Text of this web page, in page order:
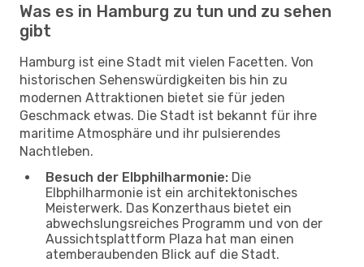
Was es in Hamburg zu tun und zu sehen
gibt
Hamburg ist eine Stadt mit vielen Facetten. Von
historischen Sehenswürdigkeiten bis hin zu
modernen Attraktionen bietet sie für jeden
Geschmack etwas. Die Stadt ist bekannt für ihre
maritime Atmosphäre und ihr pulsierendes
Nachtleben.
Besuch der Elbphilharmonie: Die
Elbphilharmonie ist ein architektonisches
Meisterwerk. Das Konzerthaus bietet ein
abwechslungsreiches Programm und von der
Aussichtsplattform Plaza hat man einen
atemberaubenden Blick auf die Stadt.